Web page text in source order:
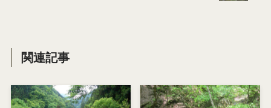
関連記事